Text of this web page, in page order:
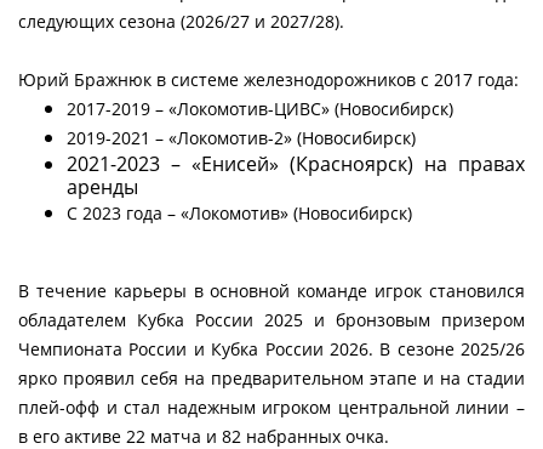
следующих сезона (2026/27 и 2027/28).
Юрий Бражнюк в системе железнодорожников с 2017 года:
2017-2019 – «Локомотив-ЦИВС» (Новосибирск)
2019-2021 – «Локомотив-2» (Новосибирск)
2021-2023 – «Енисей» (Красноярск) на правах
аренды
С 2023 года – «Локомотив» (Новосибирск)
В течение карьеры в основной команде игрок становился
обладателем Кубка России 2025 и бронзовым призером
Чемпионата России и Кубка России 2026. В сезоне 2025/26
ярко проявил себя на предварительном этапе и на стадии
плей-офф и стал надежным игроком центральной линии –
в его активе 22 матча и 82 набранных очка.